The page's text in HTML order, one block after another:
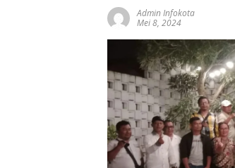
Admin Infokota
Mei 8, 2024